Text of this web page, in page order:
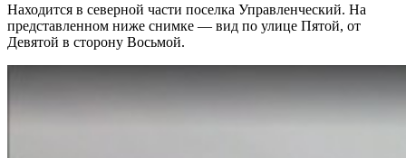
Находится в северной части поселка Управленческий. На
представленном ниже снимке — вид по улице Пятой, от
Девятой в сторону Восьмой.